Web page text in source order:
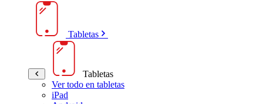
Tabletas
Tabletas
Ver todo en tabletas
iPad